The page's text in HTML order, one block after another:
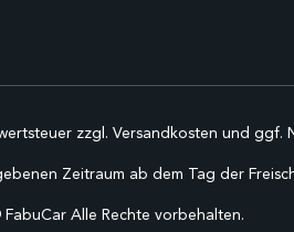
zzgl. Versandkosten und ggf.
Zeitraum ab dem Tag der
FabuCar Alle Rechte vorbehalten.